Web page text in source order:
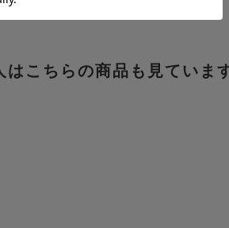
はこちらの商品も見ていま